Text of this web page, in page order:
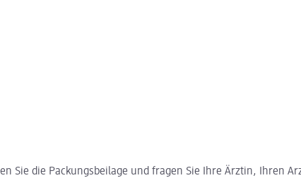
Sie die Packungsbeilage und fragen Sie Ihre Ärztin, Ihren